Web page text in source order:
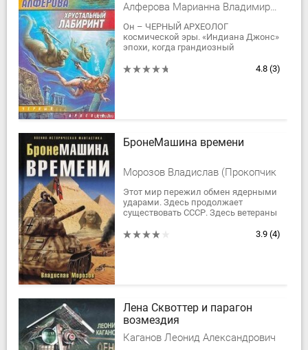
Алферова Марианна Владимировна
Он – ЧЕРНЫЙ АРХЕОЛОГ
космической эры. «Индиана Джонс»
эпохи, когда грандиозный
корабли землян в открытый космос.
4.8 (3)
БронеМашина времени
Морозов Владислав (Прокопчик
Этот мир пережил обмен ядерными
ударами. Здесь продолжает
существовать СССР. Здесь ветераны
когда и по чьей вине они начались…
3.9 (4)
Лена Сквоттер и парагон
возмездия
Каганов Леонид Александрович